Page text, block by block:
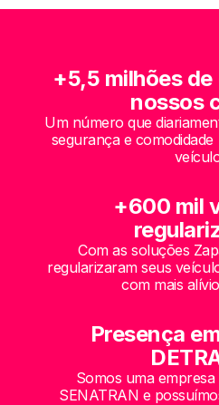
+5,5 milhões
nossos
Um número que
segurança e
+600 mil
Com as soluções
regularizaram seus
com mais
Presença
Somos uma
SENATRAN e